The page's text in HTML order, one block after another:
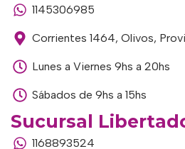
1145306985
Corrientes 1464, Olivos,
Lunes a Viernes 9hs a 20hs
Sábados de 9hs a 15hs
Sucursal
1168893524